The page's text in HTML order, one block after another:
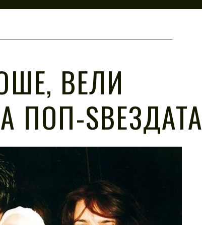
ВЕЛИ
ПОП-ЅВЕЗДАТА